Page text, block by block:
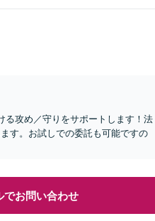
る攻め／守りをサポートします！法
す。お試しでの委託も可能ですの
でお問い合わせ